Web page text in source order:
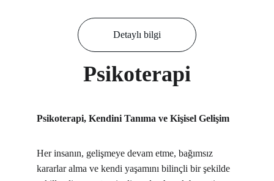
Detaylı bilgi
Psikoterapi
Psikoterapi, Kendini Tanıma ve Kişisel Gelişim
Her insanın, gelişmeye devam etme, bağımsız
kararlar alma ve kendi yaşamını bilinçli bir şekilde